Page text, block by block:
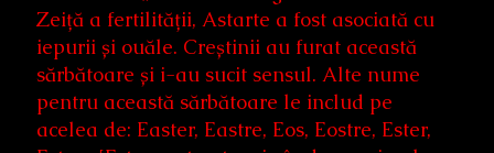
Zeiță a fertilității, Astarte a fost asociată cu
iepurii și ouăle. Creștinii au furat această
sărbătoare și i-au sucit sensul. Alte nume
pentru această sărbătoare le includ pe
acelea de: Easter, Eastre, Eos, Eostre, Ester,